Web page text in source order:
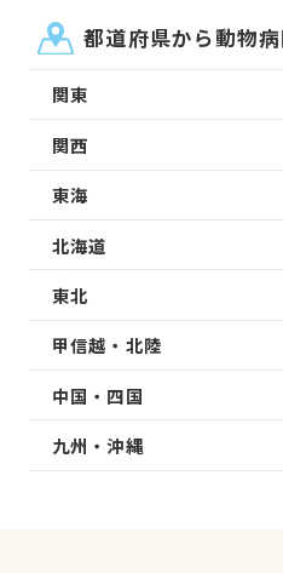
都道府県から動物
関東
関西
東海
北海道
東北
甲信越・北陸
中国・四国
九州・沖縄